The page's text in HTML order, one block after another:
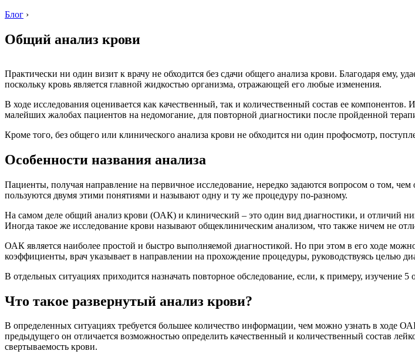
Блог ›
Общий анализ крови
Практически ни один визит к врачу не обходится без сдачи общего анализа крови. Благодаря ему,
поскольку кровь является главной жидкостью организма, отражающей его любые изменения.
В ходе исследования оценивается как качественный, так и количественный состав ее
малейших жалобах пациентов на недомогание, для повторной диагностики после пройденной
Кроме того, без общего или клинического анализа крови не обходится ни один профосмотр,
Особенности названия анализа
Пациенты, получая направление на первичное исследование, нередко задаются вопросом о том,
пользуются двумя этими понятиями и называют одну и ту же процедуру по-разному.
На самом деле общий анализ крови (ОАК) и клинический – это один вид диагностики, и отличий
Иногда такое же исследование крови называют общеклиническим анализом, что также ничем не
ОАК является наиболее простой и быстро выполняемой диагностикой. Но при этом в его ходе
коэффициенты, врач указывает в направлении на прохождение процедуры, руководствуясь целью
В отдельных ситуациях приходится назначать повторное обследование, если, к примеру, изучение
Что такое развернутый анализ крови?
В определенных ситуациях требуется большее количество информации, чем можно узнать в ходе
предыдущего он отличается возможностью определить качественный и количественный состав
свертываемость крови.